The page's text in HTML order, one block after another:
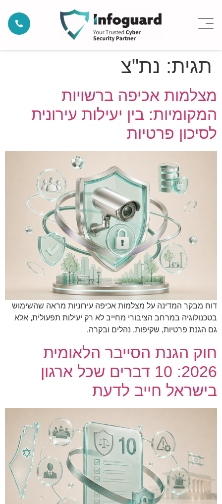
תגית: נת"צ
מצלמות אכיפה ברשויות
המקומיות: בין יעילות עירונית
לסיכון פרטיות
דוח מבקר המדינה על מצלמות אכיפה עירוניות מראה שהשימוש
בטכנולוגיה במרחב הציבורי מחייב לא רק יעילות תפעולית, אלא
גם הגנת פרטיות, שקיפות, נהלים ובקרה.
חוק הגנת הסייבר הלאומית
2026: 10 דברים שכל ארגון
בישראל חייב לדעת